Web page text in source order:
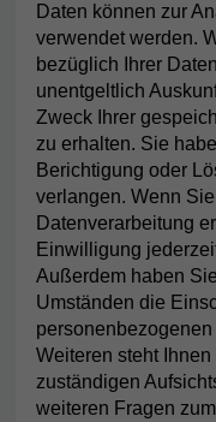
Daten können zur
verwendet werden.
bezüglich Ihrer
unentgeltlich
Zweck Ihrer
zu erhalten. Sie
Berichtigung oder
verlangen. Wenn
Datenverarbeitung
Einwilligung
Außerdem haben
Umständen die
Weiteren steht
zuständigen
weiteren Fragen